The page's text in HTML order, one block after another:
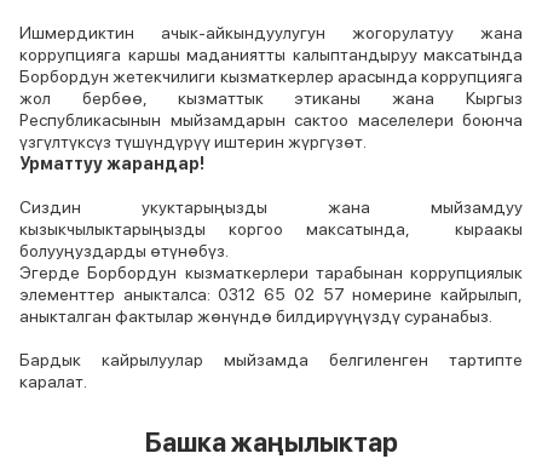
Ишмердиктин ачык-айкындуулугун жогорулатуу жана
коррупцияга каршы маданиятты калыптандыруу максатында
Борбордун жетекчилиги кызматкерлер арасында коррупцияга
жол бербөө, кызматтык этиканы жана Кыргыз
Республикасынын мыйзамдарын сактоо маселелери боюнча
үзгүлтүксүз түшүндүрүү иштерин жүргүзөт.
Урматтуу жарандар!
Сиздин укуктарыңызды жана мыйзамдуу
кызыкчылыктарыңызды коргоо максатында, кыраакы
болууңуздарды өтүнөбүз.
Эгерде Борбордун кызматкерлери тарабынан коррупциялык
элементтер аныкталса: 0312 65 02 57 номерине кайрылып,
аныкталган фактылар жөнүндө билдирүүңүздү суранабыз.
Бардык кайрылуулар мыйзамда белгиленген тартипте
каралат.
Башка жаңылыктар